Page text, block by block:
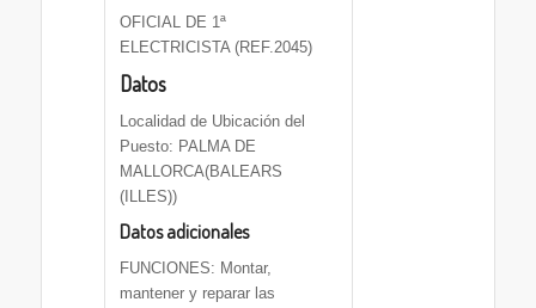
OFICIAL DE 1ª
ELECTRICISTA (REF.2045)
Datos
Localidad de Ubicación del
Puesto: PALMA DE
MALLORCA(BALEARS
(ILLES))
Datos adicionales
FUNCIONES: Montar,
mantener y reparar las